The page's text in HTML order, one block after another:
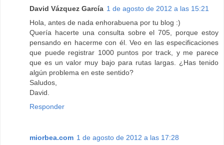
David Vázquez García 1 de agosto de 2012 a las 15:21
Hola, antes de nada enhorabuena por tu blog :)
Quería hacerte una consulta sobre el 705, porque estoy
pensando en hacerme con él. Veo en las especificaciones
que puede registrar 1000 puntos por track, y me parece
que es un valor muy bajo para rutas largas. ¿Has tenido
algún problema en este sentido?
Saludos,
David.
Responder
miorbea.com 1 de agosto de 2012 a las 17:28